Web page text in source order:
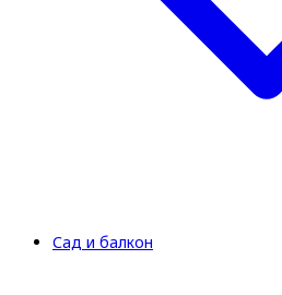
Сад и балкон